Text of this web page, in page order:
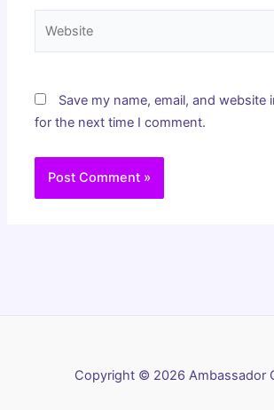
Save my name, email, and website
for the next time I comment.
Copyright © 2026 Ambassador